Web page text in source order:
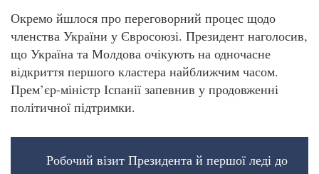
Окремо йшлося про переговорний процес щодо
членства України у Євросоюзі. Президент наголосив,
що Україна та Молдова очікують на одночасне
відкриття першого кластера найближчим часом.
Прем’єр-міністр Іспанії запевнив у продовженні
політичної підтримки.
Робочий візит Президента й першої леді до